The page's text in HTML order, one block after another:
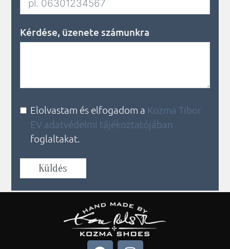
Kérdése, üzenete számunkra
Elolvastam és elfogadom a Kozma Tibor
EV adatvédelmi tájékoztatójában
foglaltakat.
Küldés